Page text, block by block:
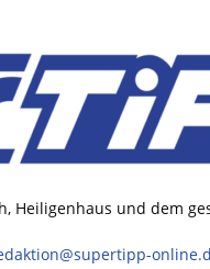
Heiligenhaus und dem